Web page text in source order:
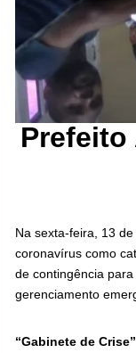
Prefeito
Na sexta-feira, 13
coronavírus como
de contingência
gerenciamento
“Gabinete de Crise”